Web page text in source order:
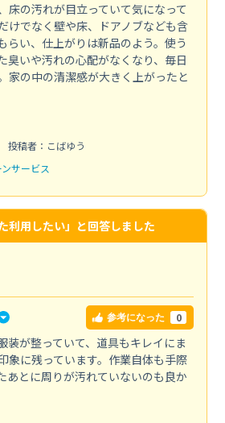
床の汚れが目立っていて気になって
けでなく壁や床、ドアノブなども含
らい、仕上がりは新品のよう。使う
臭いや汚れの心配がなくなり、毎日
家の中の清潔感が大きく上がったと
投稿者：こばゆう
サービス
利用したい」と回答しました
参考になった 0
装が整っていて、道具もキレイにま
象に残っています。作業自体も手際
あとに周りが汚れていないのも良か